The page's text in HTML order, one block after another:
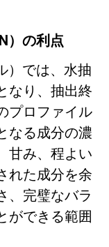
）の利点
）では、水抽
なり、抽出終
プロファイル
なる成分の濃
甘み、程よい
れた成分を余
、完璧なバラ
ができる範囲